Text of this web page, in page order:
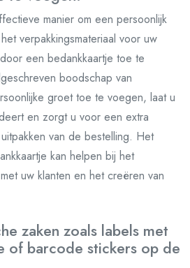
manier om een persoonlijk
verpakkingsmateriaal voor uw
een bedankkaartje toe te
boodschap van
groet toe te voegen, laat u
en zorgt u voor een extra
van de bestelling. Het
kan helpen bij het
uw klanten en het creëren van
zaken zoals labels met
of barcode stickers op de